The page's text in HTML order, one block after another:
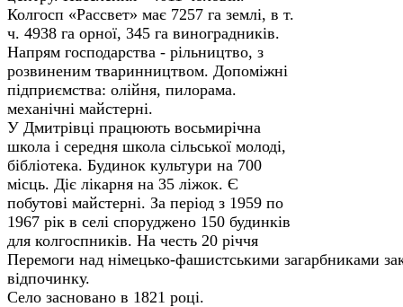
Колгосп «Рассвет» має 7257 га землі, в т.
ч. 4938 га орної, 345 га виноградників.
Напрям господарства - рільництво, з
розвиненим тваринництвом. Допоміжні
підприємства: олійня, пилорама.
механічні майстерні.
У Дмитрівці працюють восьмирічна
школа і середня школа сільської молоді,
бібліотека. Будинок культури на 700
місць. Діє лікарня на 35 ліжок. Є
побутові майстерні. За період з 1959 по
1967 рік в селі споруджено 150 будинків
для колгоспників. На честь 20 річчя
Перемоги над німецько-фашистськими загарбниками
відпочинку.
Село засновано в 1821 році.